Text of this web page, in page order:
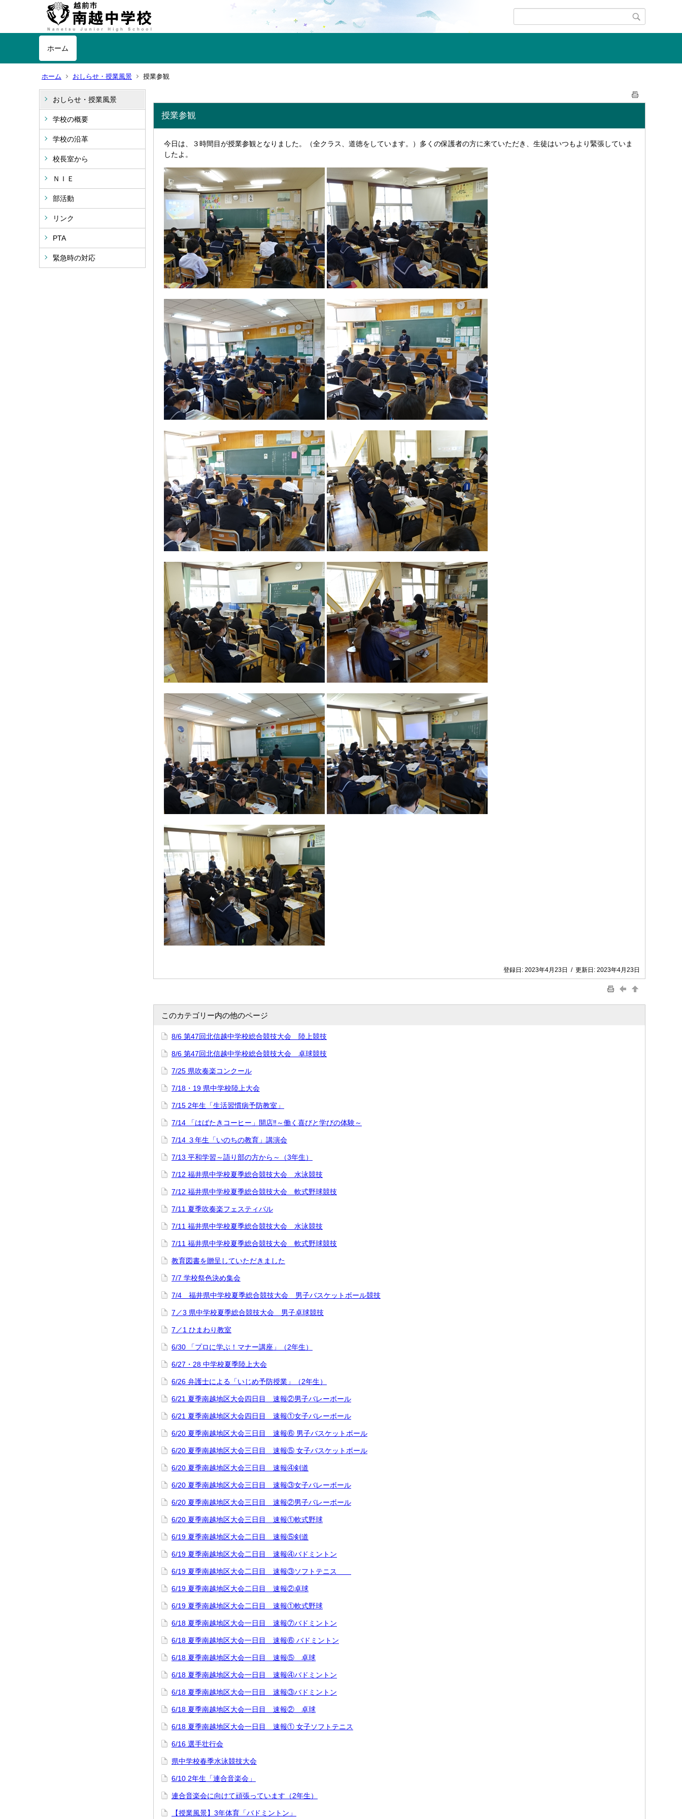
ホーム
ホーム おしらせ・授業風景 授業参観
おしらせ・授業風景
学校の概要
学校の沿革
校長室から
ＮＩＥ
部活動
リンク
PTA
緊急時の対応
授業参観
今日は、３時間目が授業参観となりました。（全クラス、道徳をしています。）多くの保護者の方に来ていただき、生徒はいつもより緊張していま
したよ。
登録日: 2023年4月23日 / 更新日: 2023年4月23日
このカテゴリー内の他のページ
8/6 第47回北信越中学校総合競技大会 陸上競技
8/6 第47回北信越中学校総合競技大会 卓球競技
7/25 県吹奏楽コンクール
7/18・19 県中学校陸上大会
7/15 2年生「生活習慣病予防教室」
7/14 「はばたきコーヒー」開店‼︎～働く喜びと学びの体験～
7/14 ３年生「いのちの教育」講演会
7/13 平和学習～語り部の方から～（3年生）
7/12 福井県中学校夏季総合競技大会 水泳競技
7/12 福井県中学校夏季総合競技大会 軟式野球競技
7/11 夏季吹奏楽フェスティバル
7/11 福井県中学校夏季総合競技大会 水泳競技
7/11 福井県中学校夏季総合競技大会 軟式野球競技
教育図書を贈呈していただきました
7/7 学校祭色決め集会
7/4 福井県中学校夏季総合競技大会 男子バスケットボール競技
7／3 県中学校夏季総合競技大会 男子卓球競技
7／1 ひまわり教室
6/30 「プロに学ぶ！マナー講座」（2年生）
6/27・28 中学校夏季陸上大会
6/26 弁護士による「いじめ予防授業」（2年生）
6/21 夏季南越地区大会四日目 速報②男子バレーボール
6/21 夏季南越地区大会四日目 速報①女子バレーボール
6/20 夏季南越地区大会三日目 速報⑥ 男子バスケットボール
6/20 夏季南越地区大会三日目 速報⑤ 女子バスケットボール
6/20 夏季南越地区大会三日目 速報④剣道
6/20 夏季南越地区大会三日目 速報③女子バレーボール
6/20 夏季南越地区大会三日目 速報②男子バレーボール
6/20 夏季南越地区大会三日目 速報①軟式野球
6/19 夏季南越地区大会二日目 速報⑤剣道
6/19 夏季南越地区大会二日目 速報④バドミントン
6/19 夏季南越地区大会二日目 速報③ソフトテニス
6/19 夏季南越地区大会二日目 速報②卓球
6/19 夏季南越地区大会二日目 速報①軟式野球
6/18 夏季南越地区大会一日目 速報⑦バドミントン
6/18 夏季南越地区大会一日目 速報⑥ バドミントン
6/18 夏季南越地区大会一日目 速報⑤ 卓球
6/18 夏季南越地区大会一日目 速報④バドミントン
6/18 夏季南越地区大会一日目 速報③バドミントン
6/18 夏季南越地区大会一日目 速報② 卓球
6/18 夏季南越地区大会一日目 速報① 女子ソフトテニス
6/16 選手壮行会
県中学校春季水泳競技大会
6/10 2年生「連合音楽会」
連合音楽会に向けて頑張っています（2年生）
【授業風景】3年体育「バドミントン」